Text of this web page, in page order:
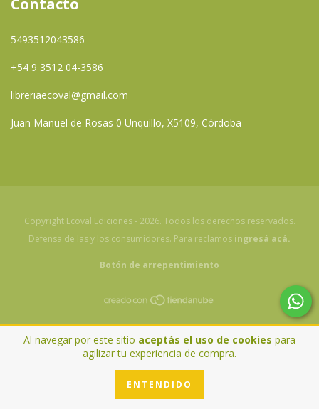
Al navegar por este sitio aceptás el uso de cookies para
agilizar tu experiencia de compra.
ENTENDIDO
Contacto
5493512043586
+54 9 3512 04-3586
libreriaecoval@gmail.com
Juan Manuel de Rosas 0 Unquillo, X5109, Córdoba
Copyright Ecoval Ediciones - 2026. Todos los derechos reservados.
Defensa de las y los consumidores. Para reclamos ingresá acá.
Botón de arrepentimiento